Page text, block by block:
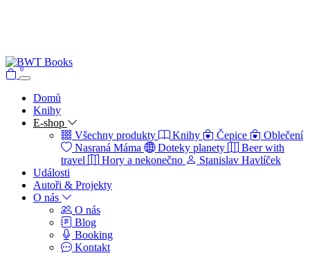
0
Domů
Knihy
E-shop
Všechny produkty
Knihy Čepice
Oblečení
Nasraná Máma
Doteky planety
Beer with
travel
Hory a nekonečno
Stanislav Havlíček
Události
Autoři & Projekty
O nás
O nás
Blog
Booking
Kontakt